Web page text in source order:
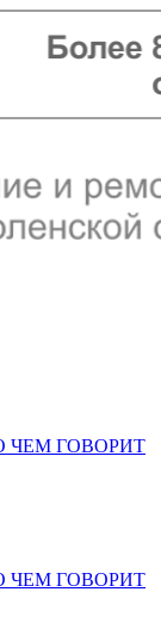
ЧЕМ ГОВОРИТ
ЧЕМ ГОВОРИТ